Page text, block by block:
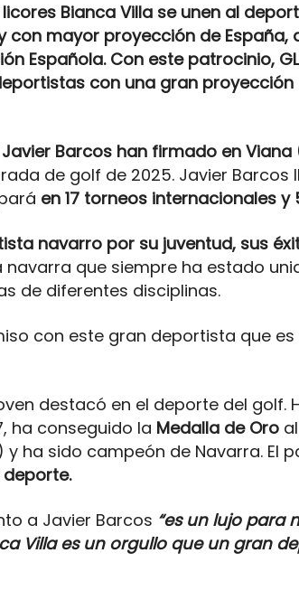
Bianca Villa se unen al
con mayor proyección de
Española. Con este patrocinio,
con una gran proyección
Javier Barcos han firmado en
de golf de 2025. Javier
en 17 torneos internacionales y
navarro por su juventud, sus
que siempre ha estado
de diferentes disciplinas.
con este gran deportista que es
destacó en el deporte del
ha conseguido la Medalla de Oro
y ha sido campeón de Navarra. El
a Javier Barcos “es un lujo para
Villa es un orgullo que un gran